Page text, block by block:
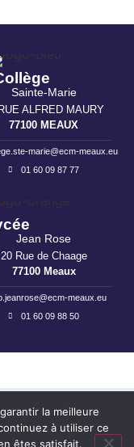
Sainte-Marie
ALFRED MAURY
77100 MEAUX
marie@ecm-meaux.eu
01 60 09 87 77
Jean Rose
20 Rue de Chaage
77100 Meaux
meaux.eu
01 60 09 88 50
la meilleure
à utiliser ce
êtes satisfait.